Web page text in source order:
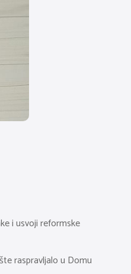
i usvoji reformske
raspravljalo u Domu